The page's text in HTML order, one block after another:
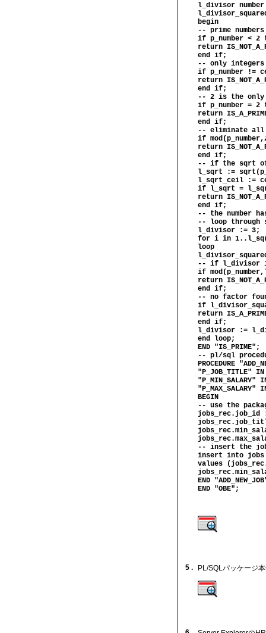
l_divisor
begin
-- prime
if p_number < 2
return
end if;
-- only integers
if p_number !=
return
end if;
-- 2 is the only
if p_number = 2
return
end if;
-- eliminate all
if
return
end if;
-- if the sqrt of
l_sqrt :=
l_sqrt_ceil :=
if l_sqrt =
return
end if;
-- the number
-- loop through
l_divisor := 3;
for i in
loop
-- if l_divisor is
if
return
end if;
-- no factor
if
return
end if;
l_divisor :=
end loop;
END "IS_PRIME";
-- pl/sql
PROCEDURE
"P_JOB_TITLE" IN
"P_MIN_SALARY"
"P_MAX_SALARY"
BEGIN
-- use the
jobs_rec.job_id
-- insert the
insert into jobs
values
END
END "OBE";
5 . PL/SQLパッケージ